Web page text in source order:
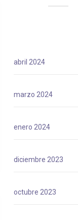
abril 2024
marzo 2024
enero 2024
diciembre 2023
octubre 2023